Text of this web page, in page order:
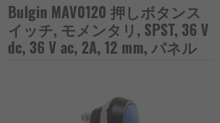
Bulgin MAV0120 押しボタンス
イッチ, モメンタリ, SPST, 36 V
dc, 36 V ac, 2A, 12 mm, パネル